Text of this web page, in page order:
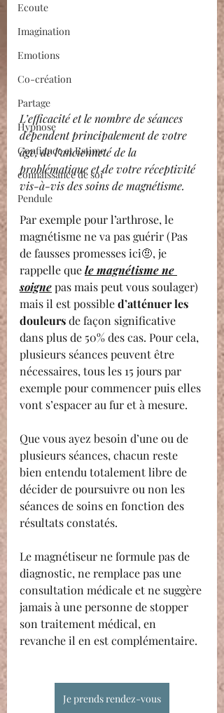
Ecoute
Imagination
Emotions
Co-création
Partage
Hypnose
Confiance et Estime
connaissance de soi
Pendule
L’efficacité et le nombre de séances
dépendent principalement de votre
âge, de l’ancienneté de la
problématique et de votre réceptivité
vis-à-vis des soins de magnétisme.
Par exemple pour l’arthrose, le
magnétisme ne va pas guérir (Pas
de fausses promesses ici🤨, je
rappelle que le magnétisme ne
soigne pas mais peut vous soulager)
mais il est possible d’atténuer les
douleurs de façon significative
dans plus de 50% des cas. Pour cela,
plusieurs séances peuvent être
nécessaires, tous les 15 jours par
exemple pour commencer puis elles
vont s’espacer au fur et à mesure.
Que vous ayez besoin d’une ou de
plusieurs séances, chacun reste
bien entendu totalement libre de
décider de poursuivre ou non les
séances de soins en fonction des
résultats constatés.
Le magnétiseur ne formule pas de
diagnostic, ne remplace pas une
consultation médicale et ne suggère
jamais à une personne de stopper
son traitement médical, en
revanche il en est complémentaire.
Je prends rendez-vous